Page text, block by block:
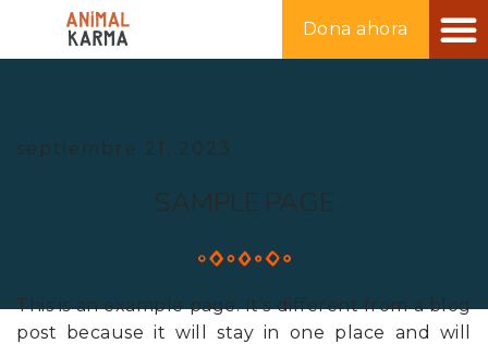
Dona ahora
septiembre 21, 2023
SAMPLE PAGE
This is an example page. It’s different from a blog
post because it will stay in one place and will